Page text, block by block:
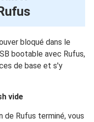
bloqué dans le
bootable avec Rufus,
de base et s'y
vide
de Rufus terminé, vous